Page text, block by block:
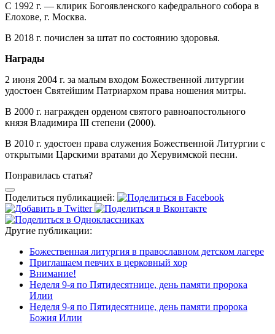
С 1992 г. — клирик Богоявленского кафедрального собора в
Елохове, г. Москва.
В 2018 г. почислен за штат по состоянию здоровья.
Награды
2 июня 2004 г. за малым входом Божественной литургии
удостоен Святейшим Патриархом права ношения митры.
В 2000 г. награжден орденом святого равноапостольного
князя Владимира III степени (2000).
В 2010 г. удостоен права служения Божественной Литургии с
открытыми Царскими вратами до Херувимской песни.
Понравилась статья?
Поделиться публикацией:
Другие публикации:
Божественная литургия в православном детском лагере
Приглашаем певчих в церковный хор
Внимание!
Неделя 9-я по Пятидесятнице, день памяти пророка
Илии
Неделя 9-я по Пятидесятнице, день памяти пророка
Божия Илии